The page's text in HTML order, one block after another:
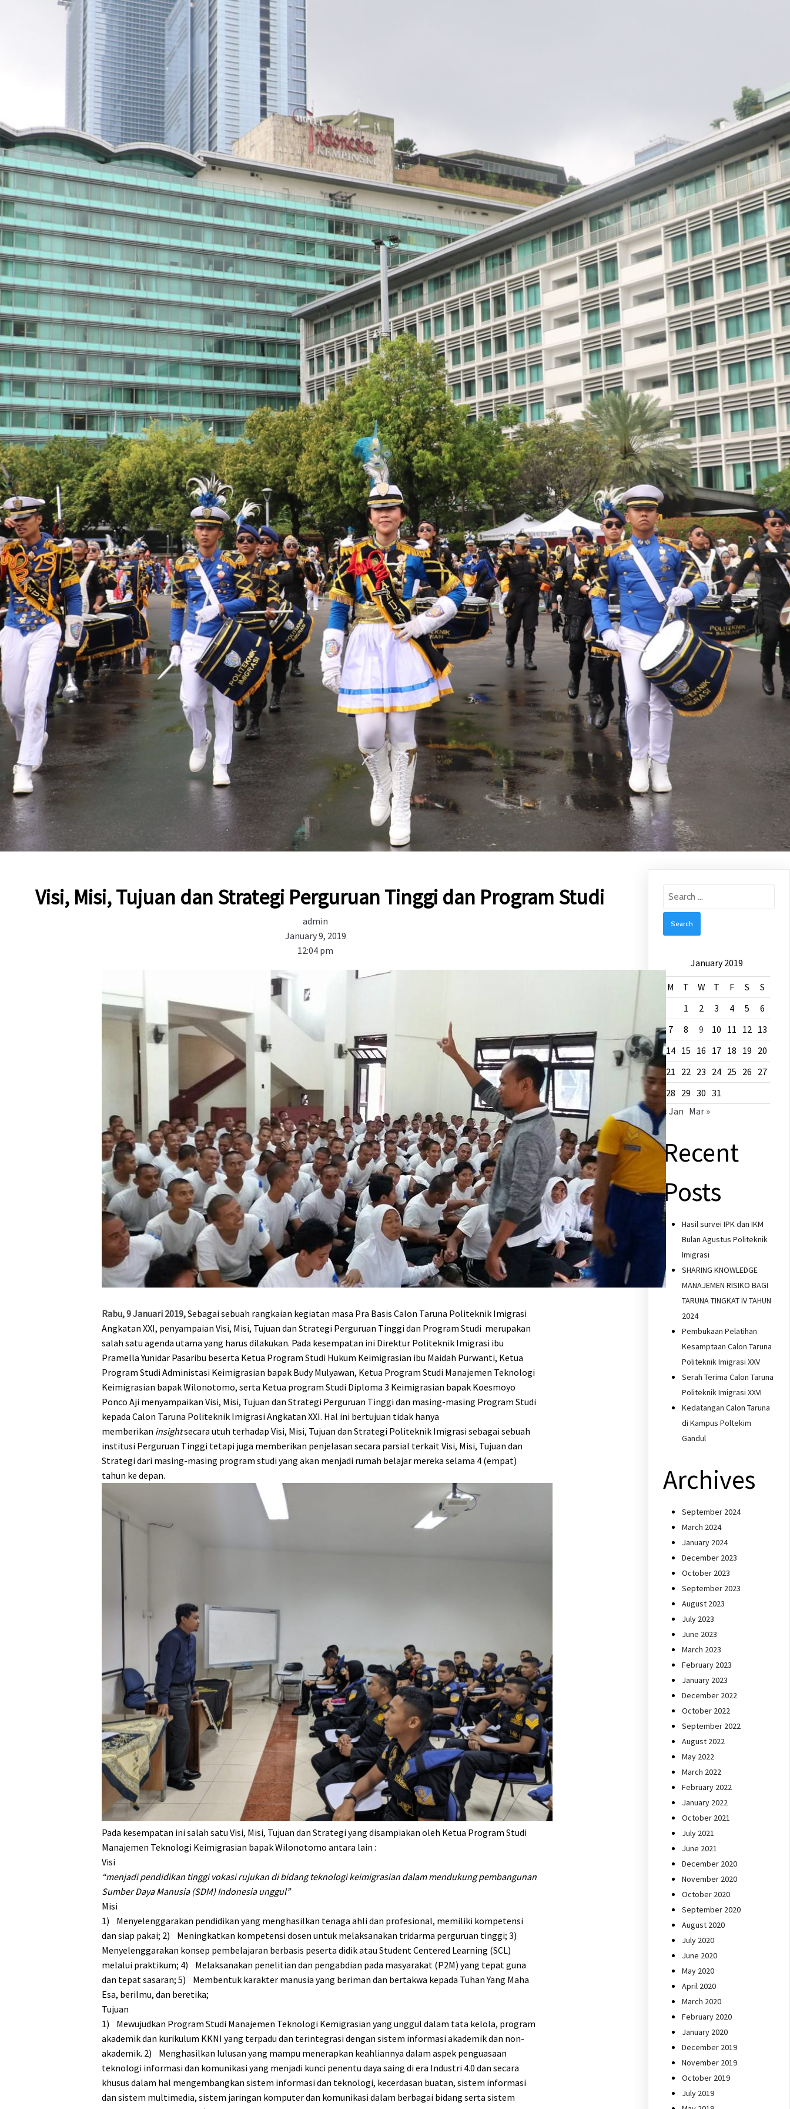
Visi, Misi, Tujuan dan Strategi Perguruan Tinggi dan Program Studi
admin
January 9, 2019
12:04 pm
Rabu, 9 Januari 2019,Sebagai sebuah rangkaian kegiatan masa Pra Basis Calon Taruna Politeknik Imigrasi
Angkatan XXI, penyampaian Visi, Misi, Tujuan dan Strategi Perguruan Tinggi dan Program Studi merupakan
salah satu agenda utama yang harus dilakukan. Pada kesempatan ini Direktur Politeknik Imigrasi ibu
Pramella Yunidar Pasaribu beserta Ketua Program Studi Hukum Keimigrasian ibu Maidah Purwanti, Ketua
Program Studi Administasi Keimigrasian bapak Budy Mulyawan, Ketua Program Studi Manajemen Teknologi
Keimigrasian bapak Wilonotomo, serta Ketua program Studi Diploma 3 Keimigrasian bapak Koesmoyo
Ponco Aji menyampaikan Visi, Misi, Tujuan dan Strategi Perguruan Tinggi dan masing-masing Program Studi
kepada Calon Taruna Politeknik Imigrasi Angkatan XXI. Hal ini bertujuan tidak hanya
memberikan insightsecara utuh terhadap Visi, Misi, Tujuan dan Strategi Politeknik Imigrasi sebagai sebuah
institusi Perguruan Tinggi tetapi juga memberikan penjelasan secara parsial terkait Visi, Misi, Tujuan dan
Strategi dari masing-masing program studi yang akan menjadi rumah belajar mereka selama 4 (empat)
tahun ke depan.
Pada kesempatan ini salah satu Visi, Misi, Tujuan dan Strategi yang disampiakan oleh Ketua Program Studi
Manajemen Teknologi Keimigrasian bapak Wilonotomo antara lain :
Visi
“menjadi pendidikan tinggi vokasi rujukan di bidang teknologi keimigrasian dalam mendukung pembangunan
Sumber Daya Manusia (SDM) Indonesia unggul”
Misi
1) Menyelenggarakan pendidikan yang menghasilkan tenaga ahli dan profesional, memiliki kompetensi
dan siap pakai; 2) Meningkatkan kompetensi dosen untuk melaksanakan tridarma perguruan tinggi; 3)
Menyelenggarakan konsep pembelajaran berbasis peserta didik atau Student Centered Learning (SCL)
melalui praktikum; 4) Melaksanakan penelitian dan pengabdian pada masyarakat (P2M) yang tepat guna
dan tepat sasaran; 5) Membentuk karakter manusia yang beriman dan bertakwa kepada Tuhan Yang Maha
Esa, berilmu, dan beretika;
Tujuan
1) Mewujudkan Program Studi Manajemen Teknologi Kemigrasian yang unggul dalam tata kelola, program
akademik dan kurikulum KKNI yang terpadu dan terintegrasi dengan sistem informasi akademik dan non-
akademik. 2) Menghasilkan lulusan yang mampu menerapkan keahliannya dalam aspek penguasaan
teknologi informasi dan komunikasi yang menjadi kunci penentu daya saing di era Industri 4.0 dan secara
khusus dalam hal mengembangkan sistem informasi dan teknologi, kecerdasan buatan, sistem informasi
dan sistem multimedia, sistem jaringan komputer dan komunikasi dalam berbagai bidang serta sistem
Search
January 2019
M T W T F S
S
1
2 3 4 5
6
7
8 9 10 11 12 13
14 15 16 17 18 19 20
21 22 23 24 25 26 27
28 29 30 31
« Jan Mar »
Recent
Posts
Hasil survei IPK dan IKM
Bulan Agustus Politeknik
Imigrasi
SHARING KNOWLEDGE
MANAJEMEN RISIKO BAGI
TARUNA TINGKAT IV TAHUN
2024
Pembukaan Pelatihan
Kesamptaan Calon Taruna
Politeknik Imigrasi XXV
Serah Terima Calon Taruna
Politeknik Imigrasi XXVI
Kedatangan Calon Taruna
di Kampus Poltekim
Gandul
Archives
September 2024
March 2024
January 2024
December 2023
October 2023
September 2023
August 2023
July 2023
June 2023
March 2023
February 2023
January 2023
December 2022
October 2022
September 2022
August 2022
May 2022
March 2022
February 2022
January 2022
October 2021
July 2021
June 2021
December 2020
November 2020
October 2020
September 2020
August 2020
July 2020
June 2020
May 2020
April 2020
March 2020
February 2020
January 2020
December 2019
November 2019
October 2019
July 2019